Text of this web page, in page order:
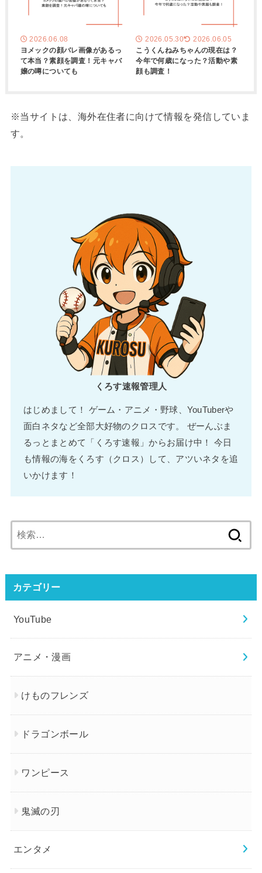
2026.06.08
ヨメックの顔バレ画像があるっ
て本当？素顔を調査！元キャバ
嬢の噂についても
2026.05.30 2026.06.05
こうくんねみちゃんの現在は？
今年で何歳になった？活動や素
顔も調査！
※当サイトは、海外在住者に向けて情報を発信していま
す。
くろす速報管理人
はじめまして！ ゲーム・アニメ・野球、YouTuberや
面白ネタなど全部大好物のクロスです。 ぜーんぶま
るっとまとめて「くろす速報」からお届け中！ 今日
も情報の海をくろす（クロス）して、アツいネタを追
いかけます！
索:
カテゴリー
YouTube
アニメ・漫画
けものフレンズ
ドラゴンボール
ワンピース
鬼滅の刃
エンタメ